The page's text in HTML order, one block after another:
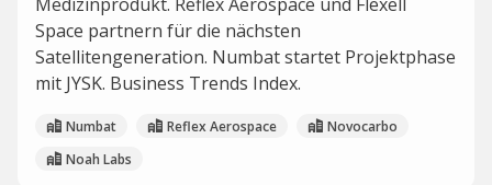
Space partnern für die nächsten
Satellitengeneration. Numbat startet Projektphase
mit JYSK. Business Trends Index.
Numbat Reflex Aerospace
Novocarbo
Noah Labs